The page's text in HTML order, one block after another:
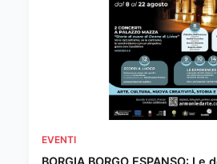
EVENTI